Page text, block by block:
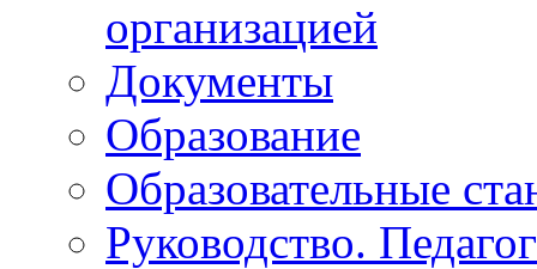
организацией
Документы
Образование
Образовательные
Руководство.